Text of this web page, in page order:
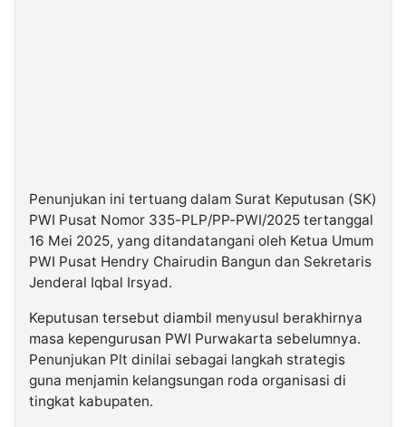
Penunjukan ini tertuang dalam Surat Keputusan (SK)
PWI Pusat Nomor 335-PLP/PP-PWI/2025 tertanggal
16 Mei 2025, yang ditandatangani oleh Ketua Umum
PWI Pusat Hendry Chairudin Bangun dan Sekretaris
Jenderal Iqbal Irsyad.
Keputusan tersebut diambil menyusul berakhirnya
masa kepengurusan PWI Purwakarta sebelumnya.
Penunjukan Plt dinilai sebagai langkah strategis
guna menjamin kelangsungan roda organisasi di
tingkat kabupaten.